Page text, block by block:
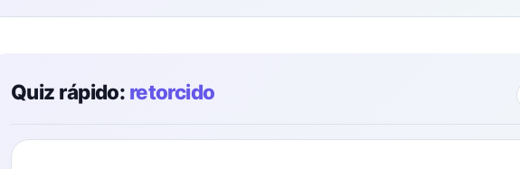
Quiz rápido: retorcido